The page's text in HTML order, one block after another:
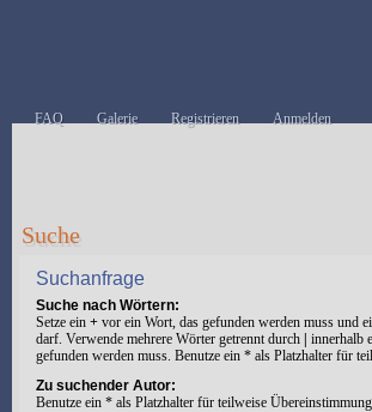
FAQ Galerie Registrieren Anmelden
Suche
Suchanfrage
Suche nach Wörtern:
Setze ein + vor ein Wort, das gefunden werden muss und
darf. Verwende mehrere Wörter getrennt durch
innerhalb
gefunden werden muss. Benutze ein * als Platzhalter für
Zu suchender Autor:
Benutze ein * als Platzhalter für teilweise